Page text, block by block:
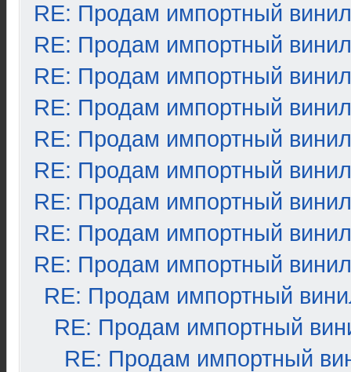
RE: Продам импортный винил
RE: Продам импортный винил
RE: Продам импортный винил
RE: Продам импортный винил
RE: Продам импортный винил
RE: Продам импортный винил
RE: Продам импортный винил
RE: Продам импортный винил
RE: Продам импортный винил
RE: Продам импортный
RE: Продам импортный
RE: Продам импортный